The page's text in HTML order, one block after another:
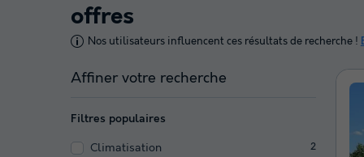
offres
Nos utilisateurs influencent ces résultats de recherche !
Affiner votre recherche
Filtres populaires
Climatisation 2